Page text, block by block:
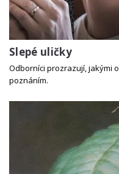
Slepé uličky
Odborníci prozrazují, jakými
poznáním.